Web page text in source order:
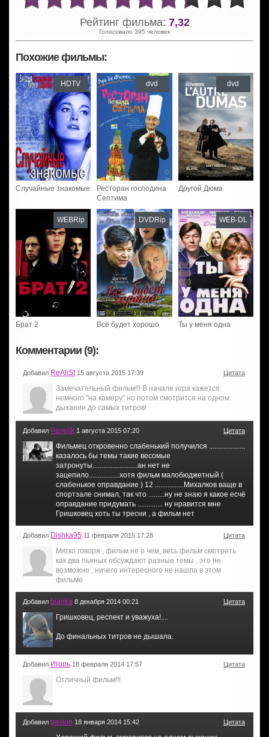
Рейтинг фильма: 7,32
Голосовало 395 человек
Похожие фильмы:
Случайные знакомые
HDTV
Ресторан господина
Септима
dvd
Другой Дюма
dvd
Брат 2
WEBRip
Все будет хорошо
DVDRip
Ты у меня одна
WEB-DL
Комментарии (9):
Добавил ReAliSt 15 августа 2015 17:39 Цитата
Замечательный фильм!!! В начале игра кажется
немного "на камеру" но потом смотрится на одном
дыхании до самых титров!
Добавил Pavelik 1 августа 2015 07:20 Цитата
Фильмец откровенно слабенький получился ....................
казалось бы темы такие весомые
затронуты.........................ан нет не
зацепило.................хотя фильм малобюджетный (
слабенькое оправдание ) 12 ................Михалков ваще в
спортзале снимал, так что .........ну не знаю я какое есчё
оправдание придумать .............. ну нравится мне
Гришковец хоть ты тресни , а фильм нет
Добавил Dishka95 11 февраля 2015 17:28 Цитата
Мягко говоря , фильм не о чем, весь фильм смотреть
как два пьяных обсуждают разные темы , это не
возможно , ничего интересного не нашла в этом
фильме
Добавил bianka 8 декабря 2014 00:21 Цитата
Гришковец, респект и уважуха!....
До финальных титров не дышала.
Добавил Игорь 18 февраля 2014 17:57 Цитата
Отличный фильм!!!
Добавил pasion 18 января 2014 15:42 Цитата